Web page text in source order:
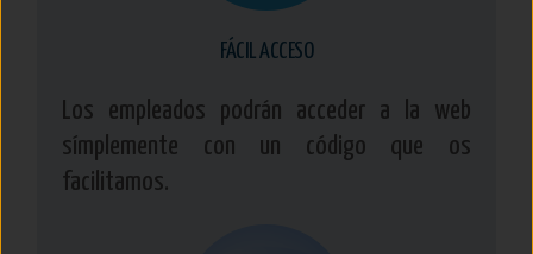
FÁCIL ACCESO
Los empleados podrán acceder a la web
símplemente con un código que os
facilitamos.